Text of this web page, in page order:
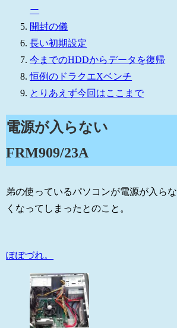
ー
開封の儀
長い初期設定
今までのHDDからデータを復帰
恒例のドラクエXベンチ
とりあえず今回はここまで
電源が入らない
FRM909/23A
弟の使っているパソコンが電源が入らな
くなってしまったとのこと。
ぽぽづれ。